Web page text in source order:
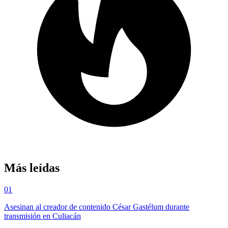
Más leídas
01
Asesinan al creador de contenido César Gastélum durante
transmisión en Culiacán